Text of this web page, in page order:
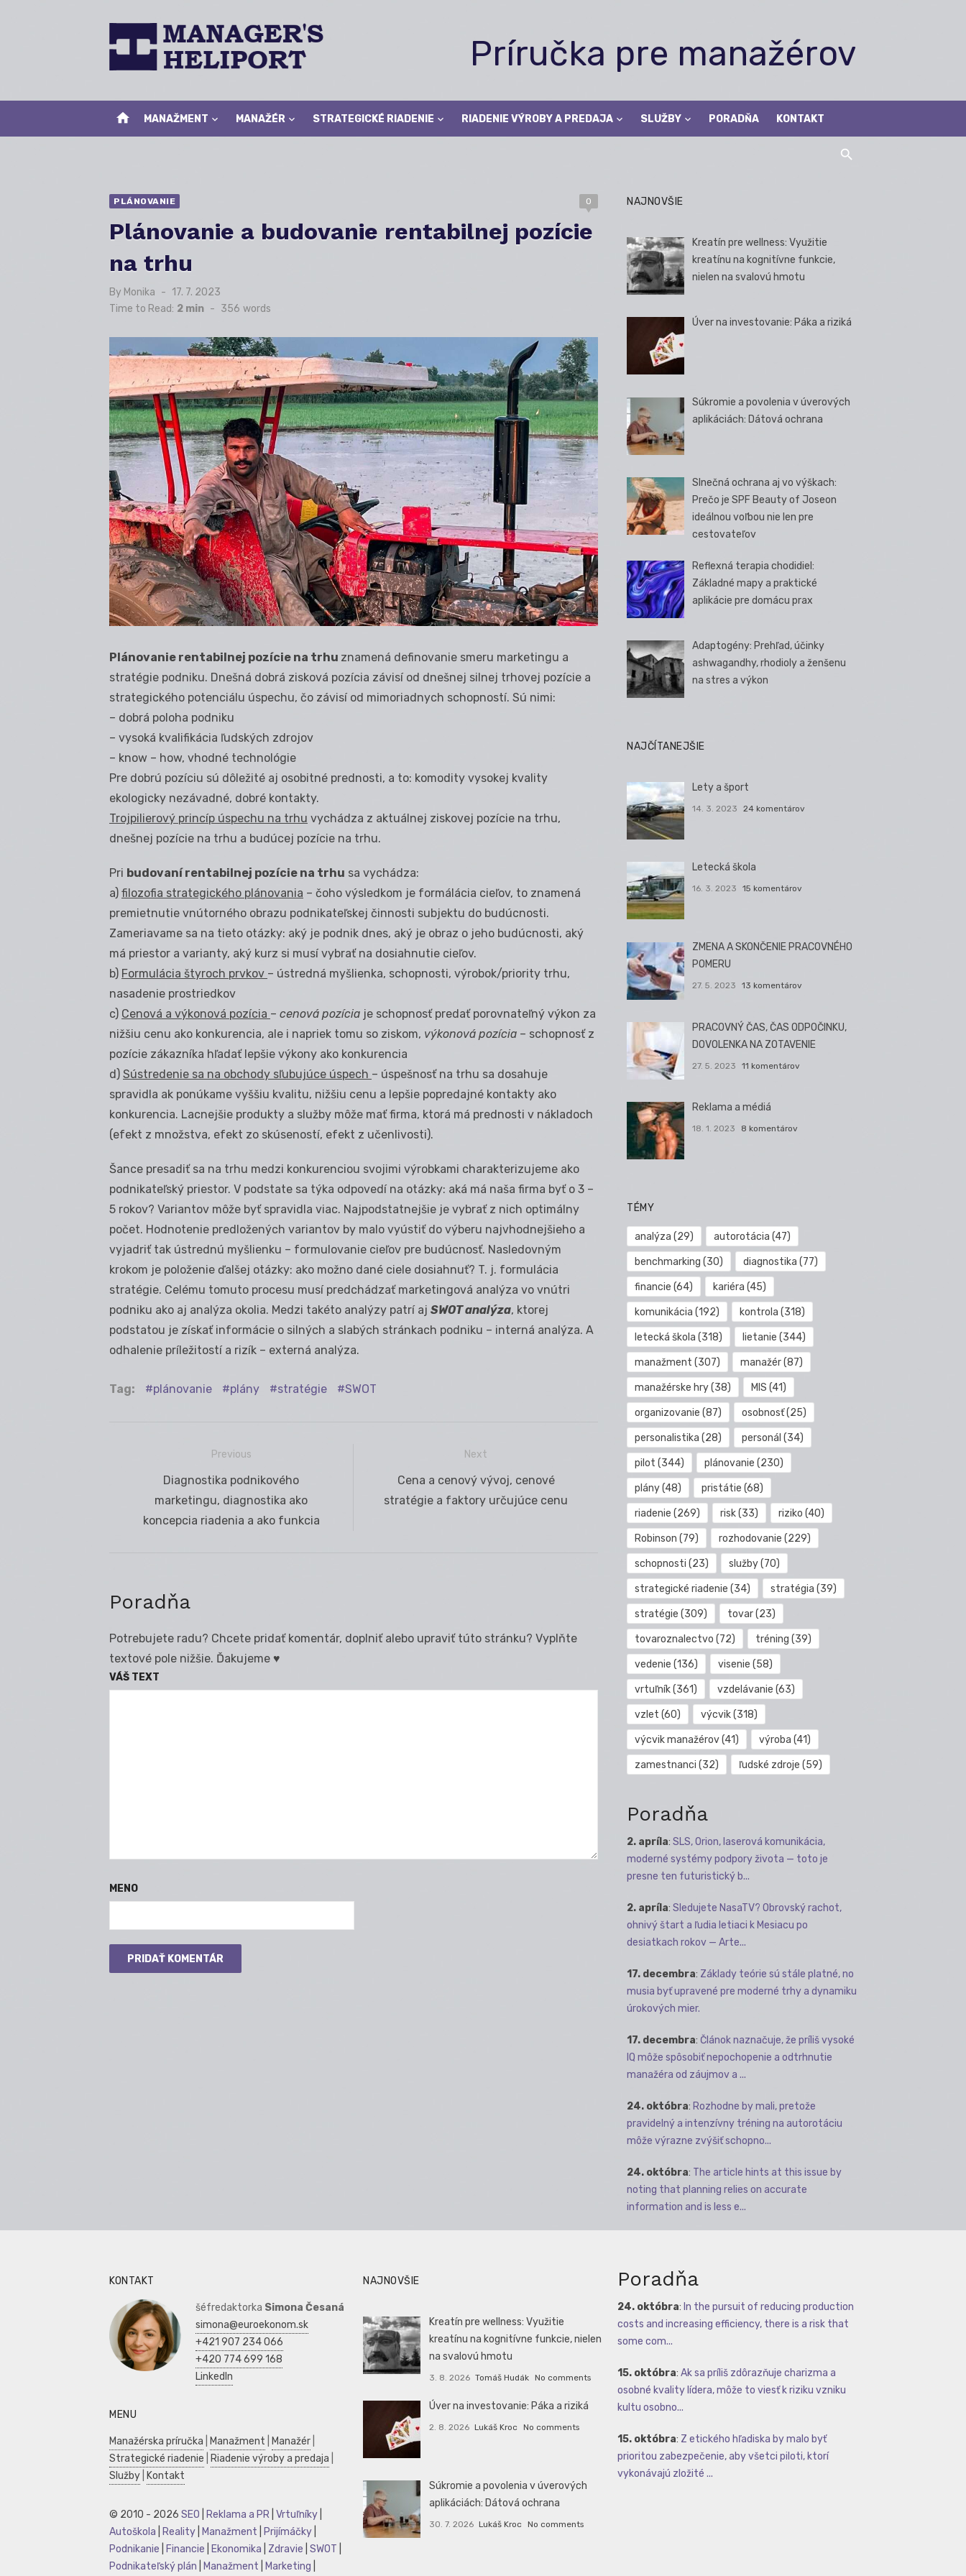
Príručka pre manažérov
home MANAŽMENT MANAŽÉR STRATEGICKÉ RIADENIE RIADENIE VÝROBY A PREDAJA SLUŽBY PORADŇA KONTAKT
PLÁNOVANIE 0
Plánovanie a budovanie rentabilnej pozície
na trhu
By Monika
Posted
on
17. 7. 2023
Time to Read: 2 min - 356 words
Plánovanie rentabilnej pozície na trhu znamená definovanie smeru marketingu a
stratégie podniku. Dnešná dobrá zisková pozícia závisí od dnešnej silnej trhovej pozície a
strategického potenciálu úspechu, čo závisí od mimoriadnych schopností. Sú nimi:
– dobrá poloha podniku
– vysoká kvalifikácia ľudských zdrojov
– know – how, vhodné technológie
Pre dobrú pozíciu sú dôležité aj osobitné prednosti, a to: komodity vysokej kvality
ekologicky nezávadné, dobré kontakty.
Trojpilierový princíp úspechu na trhu vychádza z aktuálnej ziskovej pozície na trhu,
dnešnej pozície na trhu a budúcej pozície na trhu.
Pri budovaní rentabilnej pozície na trhu sa vychádza:
a) filozofia strategického plánovania – čoho výsledkom je formálácia cieľov, to znamená
premietnutie vnútorného obrazu podnikateľskej činnosti subjektu do budúcnosti.
Zameriavame sa na tieto otázky: aký je podnik dnes, aký je obraz o jeho budúcnosti, aký
má priestor a varianty, aký kurz si musí vybrať na dosiahnutie cieľov.
b) Formulácia štyroch prvkov – ústredná myšlienka, schopnosti, výrobok/priority trhu,
nasadenie prostriedkov
c) Cenová a výkonová pozícia – cenová pozícia je schopnosť predať porovnateľný výkon za
nižšiu cenu ako konkurencia, ale i napriek tomu so ziskom, výkonová pozícia – schopnosť z
pozície zákazníka hľadať lepšie výkony ako konkurencia
d) Sústredenie sa na obchody sľubujúce úspech – úspešnosť na trhu sa dosahuje
spravidla ak ponúkame vyššiu kvalitu, nižšiu cenu a lepšie popredajné kontakty ako
konkurencia. Lacnejšie produkty a služby môže mať firma, ktorá má prednosti v nákladoch
(efekt z množstva, efekt zo skúseností, efekt z učenlivosti).
Šance presadiť sa na trhu medzi konkurenciou svojimi výrobkami charakterizujeme ako
podnikateľský priestor. V podstate sa týka odpovedí na otázky: aká má naša firma byť o 3 –
5 rokov? Variantov môže byť spravidla viac. Najpodstatnejšie je vybrať z nich optimálny
počet. Hodnotenie predložených variantov by malo vyústiť do výberu najvhodnejšieho a
vyjadriť tak ústrednú myšlienku – formulovanie cieľov pre budúcnosť. Nasledovným
krokom je položenie ďalšej otázky: ako možno dané ciele dosiahnuť? T. j. formulácia
stratégie. Celému tomuto procesu musí predchádzať marketingová analýza vo vnútri
podniku ako aj analýza okolia. Medzi takéto analýzy patrí aj SWOT analýza, ktorej
podstatou je získať informácie o silných a slabých stránkach podniku – interná analýza. A
odhalenie príležitostí a rizík – externá analýza.
Tag: plánovanie plány stratégie SWOT
Navigácia
článku
Previous
Previous
post:
Diagnostika podnikového
marketingu, diagnostika ako
koncepcia riadenia a ako funkcia
Next
Next
post:
Cena a cenový vývoj, cenové
stratégie a faktory určujúce cenu
Poradňa
Potrebujete radu? Chcete pridať komentár, doplniť alebo upraviť túto stránku? Vyplňte
textové pole nižšie. Ďakujeme ♥
VÁŠ TEXT
MENO
NAJNOVŠIE
Kreatín pre wellness: Využitie
kreatínu na kognitívne funkcie,
nielen na svalovú hmotu
Úver na investovanie: Páka a riziká
Súkromie a povolenia v úverových
aplikáciách: Dátová ochrana
Slnečná ochrana aj vo výškach:
Prečo je SPF Beauty of Joseon
ideálnou voľbou nie len pre
cestovateľov
Reflexná terapia chodidiel:
Základné mapy a praktické
aplikácie pre domácu prax
Adaptogény: Prehľad, účinky
ashwagandhy, rhodioly a ženšenu
na stres a výkon
NAJČÍTANEJŠIE
Lety a šport
14. 3. 2023 24 komentárov
Letecká škola
16. 3. 2023 15 komentárov
ZMENA A SKONČENIE PRACOVNÉHO
POMERU
27. 5. 2023 13 komentárov
PRACOVNÝ ČAS, ČAS ODPOČINKU,
DOVOLENKA NA ZOTAVENIE
27. 5. 2023 11 komentárov
Reklama a médiá
18. 1. 2023 8 komentárov
TÉMY
analýza (29) autorotácia (47)
benchmarking (30) diagnostika (77)
financie (64) kariéra (45)
komunikácia (192) kontrola (318)
letecká škola (318) lietanie (344)
manažment (307) manažér(87)
manažérske hry(38) MIS (41)
organizovanie (87) osobnosť(25)
personalistika (28) personál (34)
pilot (344) plánovanie (230)
plány(48) pristátie (68)
riadenie (269) risk(33) riziko (40)
Robinson (79) rozhodovanie (229)
schopnosti (23) služby(70)
strategické riadenie (34) stratégia (39)
stratégie (309) tovar(23)
tovaroznalectvo (72) tréning (39)
vedenie (136) visenie (58)
vrtuľník(361) vzdelávanie (63)
vzlet (60) výcvik(318)
výcvik manažérov(41) výroba (41)
zamestnanci (32) ľudské zdroje (59)
Poradňa
2. apríla: SLS, Orion, laserová komunikácia,
moderné systémy podpory života — toto je
presne ten futuristický b...
2. apríla: Sledujete NasaTV? Obrovský rachot,
ohnivý štart a ľudia letiaci k Mesiacu po
desiatkach rokov — Arte...
17. decembra: Základy teórie sú stále platné, no
musia byť upravené pre moderné trhy a dynamiku
úrokových mier.
17. decembra: Článok naznačuje, že príliš vysoké
IQ môže spôsobiť nepochopenie a odtrhnutie
manažéra od záujmov a ...
24. októbra: Rozhodne by mali, pretože
pravidelný a intenzívny tréning na autorotáciu
môže výrazne zvýšiť schopno...
24. októbra: The article hints at this issue by
noting that planning relies on accurate
information and is less e...
KONTAKT
šéfredaktorka Simona Česaná
simona@euroekonom.sk
+421 907 234 066
+420 774 699 168
LinkedIn
MENU
Manažérska príručka Manažment Manažér
Strategické riadenie
Riadenie výroby a predaja
Služby
Kontakt
© 2010 - 2026 SEO Reklama a PR Vrtuľníky
Autoškola
Reality Manažment Prijímáčky
Podnikanie
Financie Ekonomika Zdravie SWOT
Podnikateľský plán
Manažment Marketing
NAJNOVŠIE
Kreatín pre wellness: Využitie
kreatínu na kognitívne funkcie, nielen
na svalovú hmotu
3. 8. 2026 Tomáš Hudák No comments
Úver na investovanie: Páka a riziká
2. 8. 2026 Lukáš Kroc No comments
Súkromie a povolenia v úverových
aplikáciách: Dátová ochrana
30. 7. 2026 Lukáš Kroc No comments
Poradňa
24. októbra: In the pursuit of reducing production
costs and increasing efficiency, there is a risk that
some com...
15. októbra: Ak sa príliš zdôrazňuje charizma a
osobné kvality lídera, môže to viesť k riziku vzniku
kultu osobno...
15. októbra: Z etického hľadiska by malo byť
prioritou zabezpečenie, aby všetci piloti, ktorí
vykonávajú zložité ...